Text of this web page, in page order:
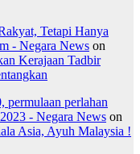
Tetapi Hanya
- Negara News on
Kerajaan Tadbir
permulaan perlahan
- Negara News on
Asia, Ayuh Malaysia !